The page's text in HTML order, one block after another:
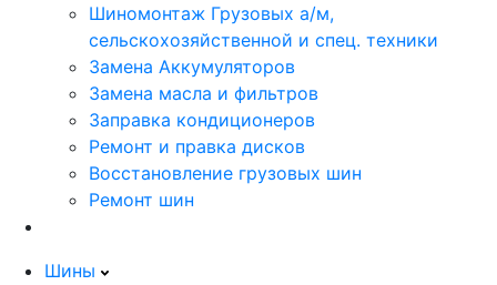
Шиномонтаж Грузовых а/м,
сельскохозяйственной и спец. техники
Замена Аккумуляторов
Замена масла и фильтров
Заправка кондиционеров
Ремонт и правка дисков
Восстановление грузовых шин
Ремонт шин
Шины